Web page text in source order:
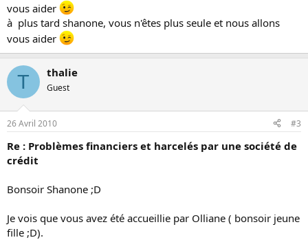
vous aider
à plus tard shanone, vous n'êtes plus seule et nous allons
vous aider
T thalie
Guest
26 Avril 2010 #3
Re : Problèmes financiers et harcelés par une société de
crédit
Bonsoir Shanone ;D
Je vois que vous avez été accueillie par Olliane ( bonsoir jeune
fille ;D).